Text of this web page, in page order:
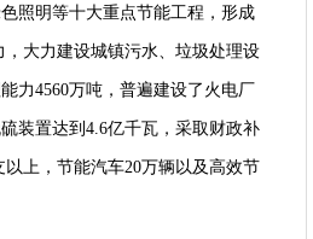
照明等十大重点节能工程，形成
大力建设城镇污水、垃圾处理设
力4560万吨，普遍建设了火电厂
装置达到4.6亿千瓦，采取财政补
上，节能汽车20万辆以及高效节